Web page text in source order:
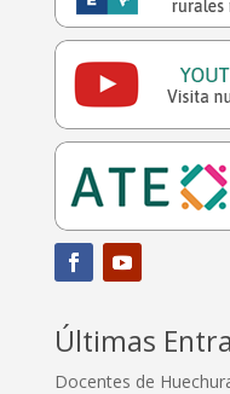
Últimas
Docentes de